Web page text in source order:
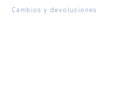
Cambios y devoluciones